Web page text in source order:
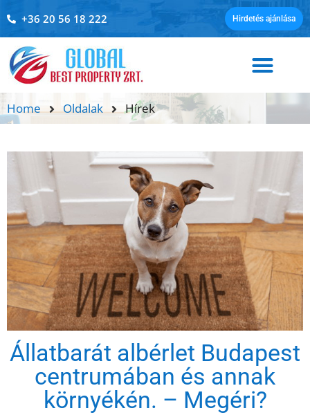
+36 20 56 18 222 Hirdetés ajánlása
Home Oldalak Hírek
Állatbarát albérlet Budapest
centrumában és annak
környékén. – Megéri?